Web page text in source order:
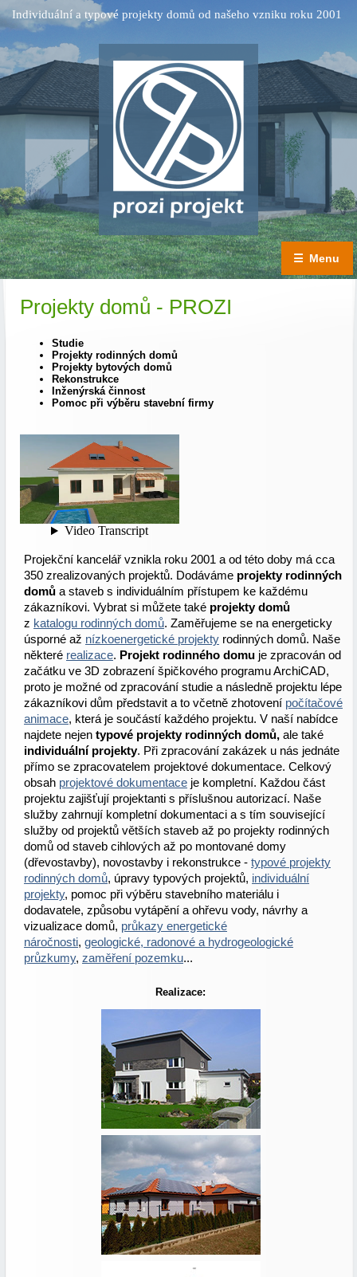
Individuální a typové projekty domů od našeho vzniku roku 2001
☰ Menu
Projekty domů - PROZI
Studie
Projekty rodinných domů
Projekty bytových domů
Rekonstrukce
Inženýrská činnost
Pomoc při výběru stavební firmy
Projekční kancelář vznikla roku 2001 a od této doby má cca
350 zrealizovaných projektů. Dodáváme projekty rodinných
domů a staveb s individuálním přístupem ke každému
zákazníkovi. Vybrat si můžete také projekty domů
z katalogu rodinných domů. Zaměřujeme se na energeticky
úsporné až nízkoenergetické projekty rodinných domů. Naše
některé realizace. Projekt rodinného domu je zpracován od
začátku ve 3D zobrazení špičkového programu ArchiCAD,
proto je možné od zpracování studie a následně projektu lépe
zákazníkovi dům představit a to včetně zhotovení počítačové
animace, která je součástí každého projektu. V naší nabídce
najdete nejen typové projekty rodinných domů, ale také
individuální projekty. Při zpracování zakázek u nás jednáte
přímo se zpracovatelem projektové dokumentace. Celkový
obsah projektové dokumentace je kompletní. Každou část
projektu zajišťují projektanti s příslušnou autorizací. Naše
služby zahrnují kompletní dokumentaci a s tím související
služby od projektů větších staveb až po projekty rodinných
domů od staveb cihlových až po montované domy
(dřevostavby), novostavby i rekonstrukce - typové projekty
rodinných domů, úpravy typových projektů, individuální
projekty, pomoc při výběru stavebního materiálu i
dodavatele, způsobu vytápění a ohřevu vody, návrhy a
vizualizace domů, průkazy energetické
náročnosti, geologické, radonové a hydrogeologické
průzkumy, zaměření pozemku...
Realizace: